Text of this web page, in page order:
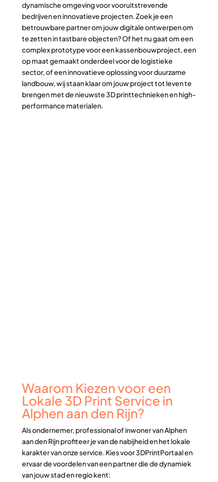
dynamische omgeving voor vooruitstrevende
bedrijven en innovatieve projecten. Zoek je een
betrouwbare partner om jouw digitale ontwerpen om
te zetten in tastbare objecten? Of het nu gaat om een
complex prototype voor een kassenbouwproject, een
op maat gemaakt onderdeel voor de logistieke
sector, of een innovatieve oplossing voor duurzame
landbouw, wij staan klaar om jouw project tot leven te
brengen met de nieuwste 3D printtechnieken en high-
performance materialen.
Waarom Kiezen voor een
Lokale 3D Print Service in
Alphen aan den Rijn?
Als ondernemer, professional of inwoner van Alphen
aan den Rijn profiteer je van de nabijheid en het lokale
karakter van onze service. Kies voor 3DPrintPortaal en
ervaar de voordelen van een partner die de dynamiek
van jouw stad en regio kent: